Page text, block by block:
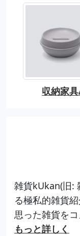
収納家
雑貨kUkan(旧:
る極私的雑貨
思った雑貨をコ
もっと詳しく